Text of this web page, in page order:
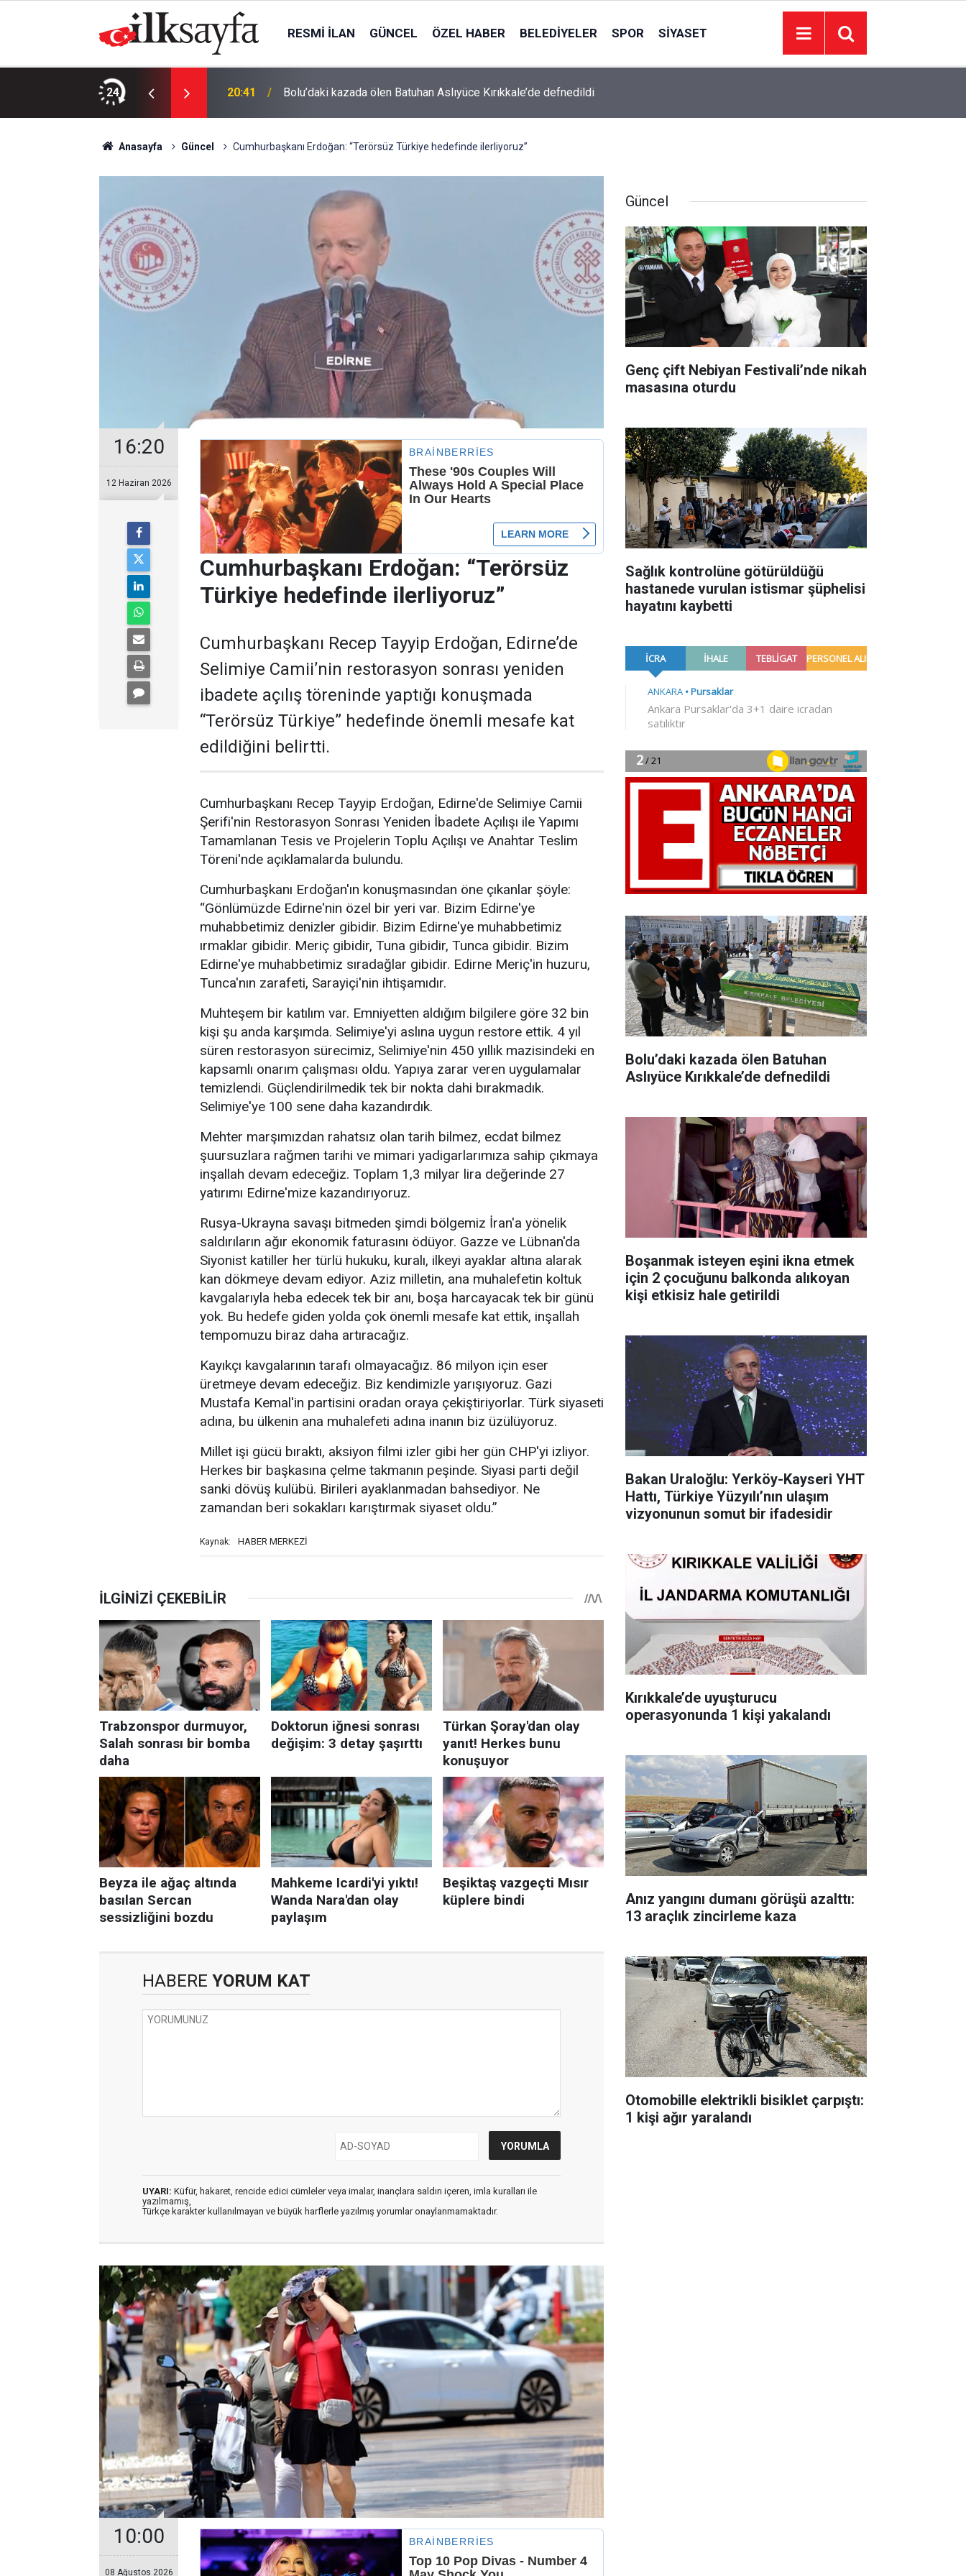
RESMI İLAN GÜNCEL ÖZEL HABER BELEDIYELER SPOR SIYASET
24
bir polis merkezi planlıyoruz 20:41 Bolu’daki kazada ölen Batuhan Aslıyüce Kırıkkale’de defnedildi
Anasayfa Güncel Cumhurbaşkanı Erdoğan: “Terörsüz Türkiye hedefinde ilerliyoruz”
16:20
12 Haziran 2026
Cumhurbaşkanı Erdoğan: “Terörsüz
Türkiye hedefinde ilerliyoruz”
Cumhurbaşkanı Recep Tayyip Erdoğan, Edirne’de
Selimiye Camii’nin restorasyon sonrası yeniden
ibadete açılış töreninde yaptığı konuşmada
“Terörsüz Türkiye” hedefinde önemli mesafe kat
edildiğini belirtti.
Cumhurbaşkanı Recep Tayyip Erdoğan, Edirne'de Selimiye Camii
Şerifi'nin Restorasyon Sonrası Yeniden İbadete Açılışı ile Yapımı
Tamamlanan Tesis ve Projelerin Toplu Açılışı ve Anahtar Teslim
Töreni'nde açıklamalarda bulundu.
Cumhurbaşkanı Erdoğan'ın konuşmasından öne çıkanlar şöyle:
“Gönlümüzde Edirne'nin özel bir yeri var. Bizim Edirne'ye
muhabbetimiz denizler gibidir. Bizim Edirne'ye muhabbetimiz
ırmaklar gibidir. Meriç gibidir, Tuna gibidir, Tunca gibidir. Bizim
Edirne'ye muhabbetimiz sıradağlar gibidir. Edirne Meriç'in huzuru,
Tunca'nın zarafeti, Sarayiçi'nin ihtişamıdır.
Muhteşem bir katılım var. Emniyetten aldığım bilgilere göre 32 bin
kişi şu anda karşımda. Selimiye'yi aslına uygun restore ettik. 4 yıl
süren restorasyon sürecimiz, Selimiye'nin 450 yıllık mazisindeki en
kapsamlı onarım çalışması oldu. Yapıya zarar veren uygulamalar
temizlendi. Güçlendirilmedik tek bir nokta dahi bırakmadık.
Selimiye'ye 100 sene daha kazandırdık.
Mehter marşımızdan rahatsız olan tarih bilmez, ecdat bilmez
şuursuzlara rağmen tarihi ve mimari yadigarlarımıza sahip çıkmaya
inşallah devam edeceğiz. Toplam 1,3 milyar lira değerinde 27
yatırımı Edirne'mize kazandırıyoruz.
Rusya-Ukrayna savaşı bitmeden şimdi bölgemiz İran'a yönelik
saldırıların ağır ekonomik faturasını ödüyor. Gazze ve Lübnan'da
Siyonist katiller her türlü hukuku, kuralı, ilkeyi ayaklar altına alarak
kan dökmeye devam ediyor. Aziz milletin, ana muhalefetin koltuk
kavgalarıyla heba edecek tek bir anı, boşa harcayacak tek bir günü
yok. Bu hedefe giden yolda çok önemli mesafe kat ettik, inşallah
tempomuzu biraz daha artıracağız.
Kayıkçı kavgalarının tarafı olmayacağız. 86 milyon için eser
üretmeye devam edeceğiz. Biz kendimizle yarışıyoruz. Gazi
Mustafa Kemal'in partisini oradan oraya çekiştiriyorlar. Türk siyaseti
adına, bu ülkenin ana muhalefeti adına inanın biz üzülüyoruz.
Millet işi gücü bıraktı, aksiyon filmi izler gibi her gün CHP'yi izliyor.
Herkes bir başkasına çelme takmanın peşinde. Siyasi parti değil
sanki dövüş kulübü. Birileri ayaklanmadan bahsediyor. Ne
zamandan beri sokakları karıştırmak siyaset oldu.”
Kaynak: HABER MERKEZİ
HABERE YORUM KAT
UYARI: Küfür, hakaret, rencide edici cümleler veya imalar, inançlara saldırı içeren, imla kuralları ile
yazılmamış,
Türkçe karakter kullanılmayan ve büyük harflerle yazılmış yorumlar onaylanmamaktadır.
10:00
08 Ağustos 2026
Güncel
Genç çift Nebiyan Festivali’nde nikah
masasına oturdu
Sağlık kontrolüne götürüldüğü
hastanede vurulan istismar şüphelisi
hayatını kaybetti
Bolu’daki kazada ölen Batuhan
Aslıyüce Kırıkkale’de defnedildi
Boşanmak isteyen eşini ikna etmek
için 2 çocuğunu balkonda alıkoyan
kişi etkisiz hale getirildi
Bakan Uraloğlu: Yerköy-Kayseri YHT
Hattı, Türkiye Yüzyılı’nın ulaşım
vizyonunun somut bir ifadesidir
Kırıkkale’de uyuşturucu
operasyonunda 1 kişi yakalandı
Anız yangını dumanı görüşü azalttı:
13 araçlık zincirleme kaza
Otomobille elektrikli bisiklet çarpıştı:
1 kişi ağır yaralandı